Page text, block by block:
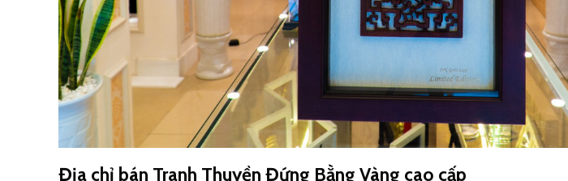
Địa chỉ bán Tranh Thuyền Đứng Bằng Vàng cao cấp